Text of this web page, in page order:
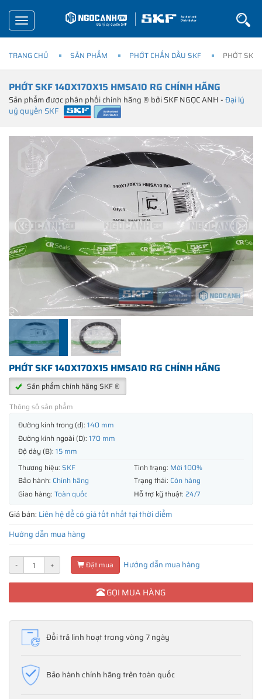
Toggle
navigation
TRANG CHỦ SẢN PHẨM PHỚT CHẮN DẦU SKF PHỚT SKF
PHỚT SKF 140X170X15 HMSA10 RG CHÍNH HÃNG
Sản phẩm được phân phối chính hãng ® bởi SKF NGỌC ANH -Đại lý
uỷ quyền SKF
PHỚT SKF 140X170X15 HMSA10 RG CHÍNH HÃNG
Sản phẩm chính hãng SKF ®
Thông số sản phẩm
Đường kính trong (d): 140 mm
Đường kính ngoài (D): 170 mm
Độ dày (B): 15 mm
Thương hiệu: SKF Tình trạng: Mới 100%
Bảo hành: Chính hãng Trạng thái: Còn hàng
Giao hàng: Toàn quốc Hỗ trợ kỹ thuật: 24/7
Giá bán: Liên hệ để có giá tốt nhất tại thời điểm
Hướng dẫn mua hàng
- + Đặt mua Hướng dẫn mua hàng
GỌI MUA HÀNG
Đổi trả linh hoạt trong vòng 7 ngày
Bảo hành chính hãng trên toàn quốc